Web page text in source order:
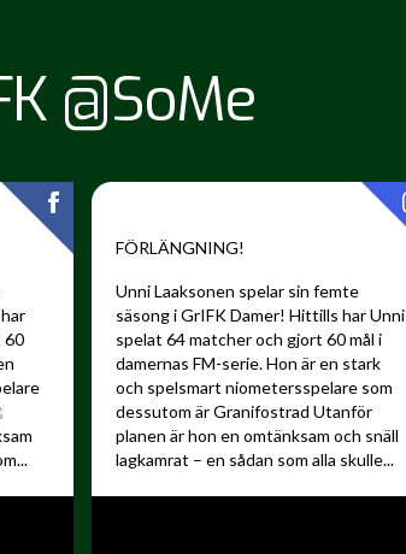
@SoMe
60
FÖRLÄNGNING!
Unni Laaksonen spelar sin femte
säsong i GrIFK Damer! Hittills har Unni
spelat 64 matcher och gjort 60 mål i
damernas FM-serie. Hon är en stark
och spelsmart niometersspelare som
dessutom är Granifostrad Utanför
planen är hon en omtänksam och snäll
lagkamrat – en sådan som alla skulle...